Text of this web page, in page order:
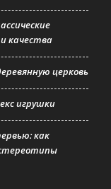
качества
церковь
игрушки
как